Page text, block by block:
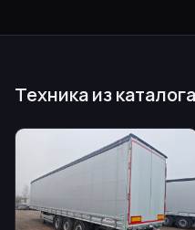
Техника из каталога